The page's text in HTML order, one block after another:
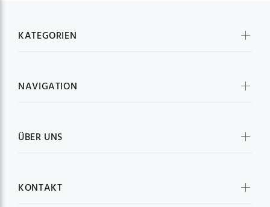
KATEGORIEN
NAVIGATION
ÜBER UNS
KONTAKT